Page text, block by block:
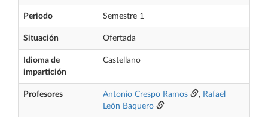
Periodo Semestre 1
Situación Ofertada
Idioma de
impartición
Castellano
Profesores Antonio Crespo Ramos , Rafael
León Baquero